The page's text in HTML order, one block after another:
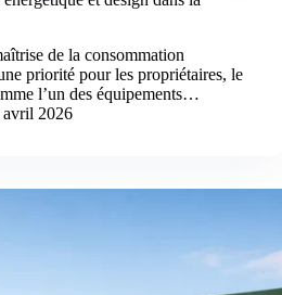
de la consommation
priorité pour les propriétaires, le
l’un des équipements…
avril 2026